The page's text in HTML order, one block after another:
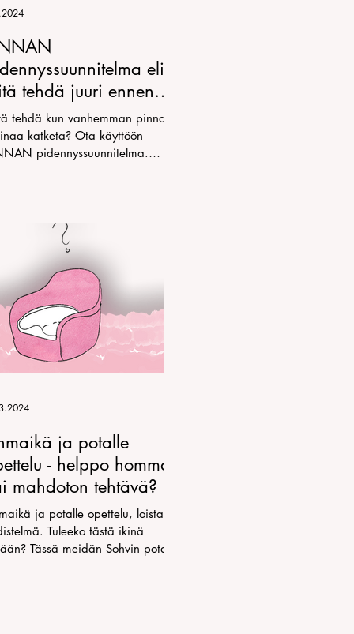
eli
tehdä juuri ennen
vanhemman omat
menee
tunnetaidot)
tehdä kun vanhemman pinna
katketa? Ota käyttöön
pidennyssuunnitelma.
ja potalle
- helppo homma
mahdoton tehtävä?
ja potalle opettelu, loistava
Tuleeko tästä ikinä
Tässä meidän Sohvin potalle